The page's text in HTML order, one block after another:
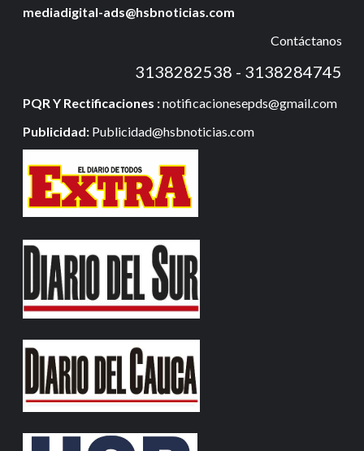
mediadigital-ads@hsbnoticias.com
Contáctanos
3138282538 - 3138284745
PQR Y Rectificaciones :notificacionesepds@gmail.com
Publicidad: Publicidad@hsbnoticias.com